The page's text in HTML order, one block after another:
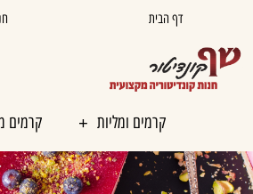
דף הבית
קרמים ומליות קרמים